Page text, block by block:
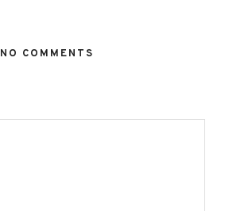
NO COMMENTS